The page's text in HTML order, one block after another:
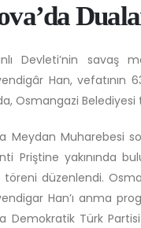
Devleti’nin savaş
Han, vefatının
Osmangazi
Meydan Muharebesi
Priştine yakınında
düzenlendi.
Han’ı anma
Demokratik Türk